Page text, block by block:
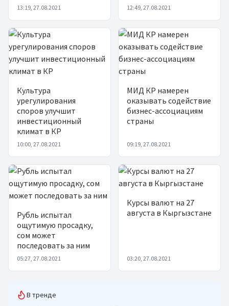
13:19, 27.08.2021 12:49, 27.08.2021
Культура
урегулирования
споров улучшит
инвестиционный
климат в КР
10:00, 27.08.2021
МИД КР намерен
оказывать содействие
бизнес-ассоциациям
страны
09:19, 27.08.2021
Рубль испытал
ощутимую просадку,
сом может
последовать за ним
05:27, 27.08.2021
Курсы валют на 27
августа в Кыргызстане
03:20, 27.08.2021
В тренде